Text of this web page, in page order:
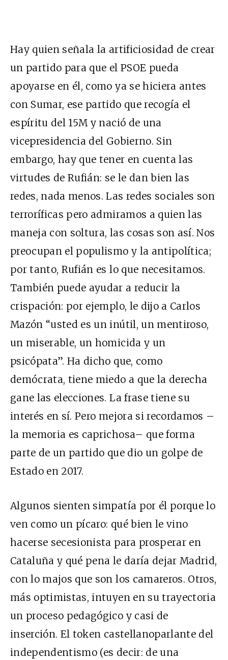
Hay quien señala la artificiosidad de crear
un partido para que el PSOE pueda
apoyarse en él, como ya se hiciera antes
con Sumar, ese partido que recogía el
espíritu del 15M y nació de una
vicepresidencia del Gobierno. Sin
embargo, hay que tener en cuenta las
virtudes de Rufián: se le dan bien las
redes, nada menos. Las redes sociales son
terroríficas pero admiramos a quien las
maneja con soltura, las cosas son así. Nos
preocupan el populismo y la antipolítica;
por tanto, Rufián es lo que necesitamos.
También puede ayudar a reducir la
crispación: por ejemplo, le dijo a Carlos
Mazón “usted es un inútil, un mentiroso,
un miserable, un homicida y un
psicópata”. Ha dicho que, como
demócrata, tiene miedo a que la derecha
gane las elecciones. La frase tiene su
interés en sí. Pero mejora si recordamos –
la memoria es caprichosa– que forma
parte de un partido que dio un golpe de
Estado en 2017.
Algunos sienten simpatía por él porque lo
ven como un pícaro: qué bien le vino
hacerse secesionista para prosperar en
Cataluña y qué pena le daría dejar Madrid,
con lo majos que son los camareros. Otros,
más optimistas, intuyen en su trayectoria
un proceso pedagógico y casi de
inserción. El token castellanoparlante del
independentismo (es decir: de una